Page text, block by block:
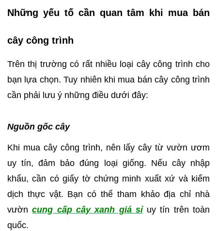
Những yếu tố cần quan tâm khi mua bán
cây công trình
Trên thị trường có rất nhiều loại cây công trình cho
bạn lựa chọn. Tuy nhiên khi mua bán cây công trình
cần phải lưu ý những điều dưới đây:
Nguồn gốc cây
Khi mua cây công trình, nên lấy cây từ vườn ươm
uy tín, đảm bảo đúng loại giống. Nếu cây nhập
khẩu, cần có giấy tờ chứng minh xuất xứ và kiểm
dịch thực vật. Bạn có thể tham khảo địa chỉ nhà
vườncung cấp cây xanh giá sỉuy tín trên toàn
quốc.